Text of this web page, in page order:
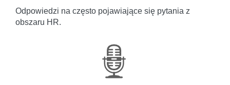
Odpowiedzi na często pojawiające się pytania z
obszaru HR.